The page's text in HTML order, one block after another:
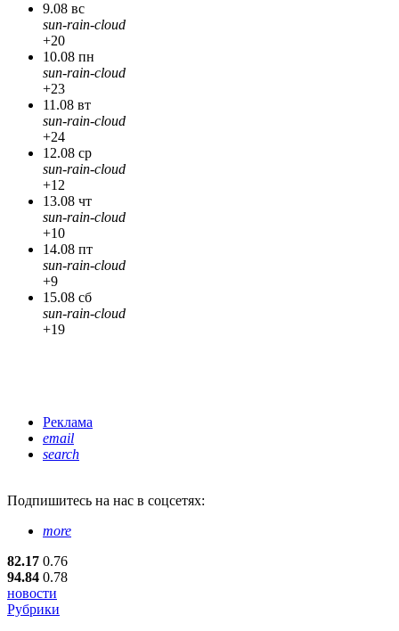
9.08 вс
sun-rain-cloud
+20
10.08 пн
sun-rain-cloud
+23
11.08 вт
sun-rain-cloud
+24
12.08 ср
sun-rain-cloud
+12
13.08 чт
sun-rain-cloud
+10
14.08 пт
sun-rain-cloud
+9
15.08 сб
sun-rain-cloud
+19
Реклама
email
search
Подпишитесь на нас в соцсетях:
more
82.17 0.76
94.84 0.78
новости
Рубрики